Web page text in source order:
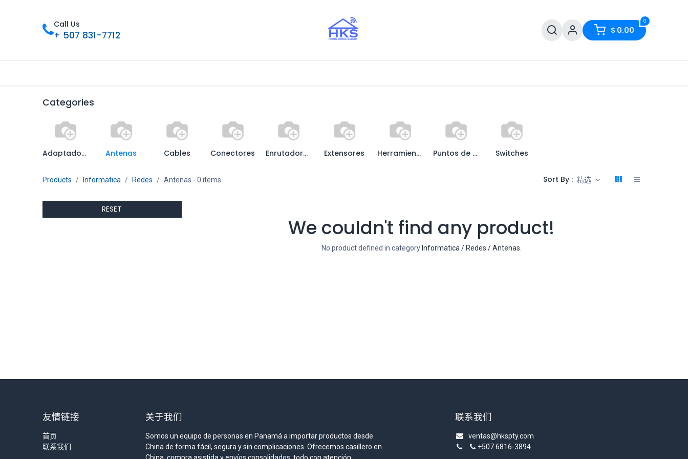
Call Us
+ 507 831-7712
0
$ 0.00
Categories
Adaptadores de Red Antenas Cables Conectores Enrutadores / Routers Extensores Herramientas Puntos de Acceso Switches
Products Informatica Redes Antenas - 0 items Sort By : 精选
RESET
We couldn't find any product!
No product defined in categoryInformatica / Redes / Antenas
友情链接
首页
联系我们
关于我们
Somos un equipo de personas en Panamá a importar productos desde
China de forma fácil, segura y sin complicaciones. Ofrecemos casillero en
联系我们
ventas@hkspty.com
+507 6816-3894